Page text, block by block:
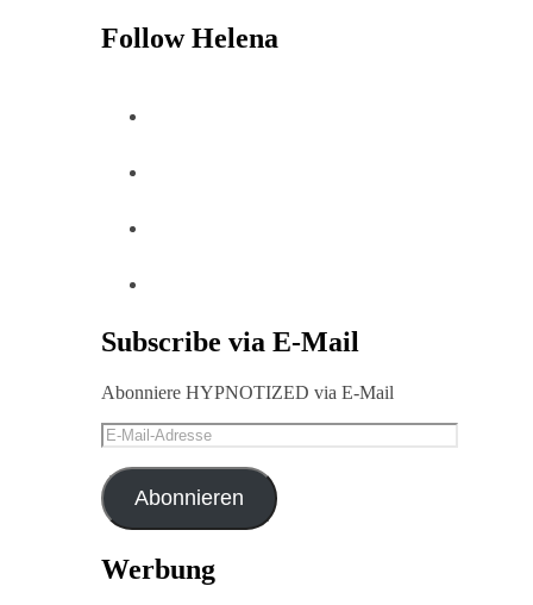
Follow Helena
Subscribe via E-Mail
Abonniere HYPNOTIZED via E-Mail
E-
Mail-
Adresse
Abonnieren
Werbung